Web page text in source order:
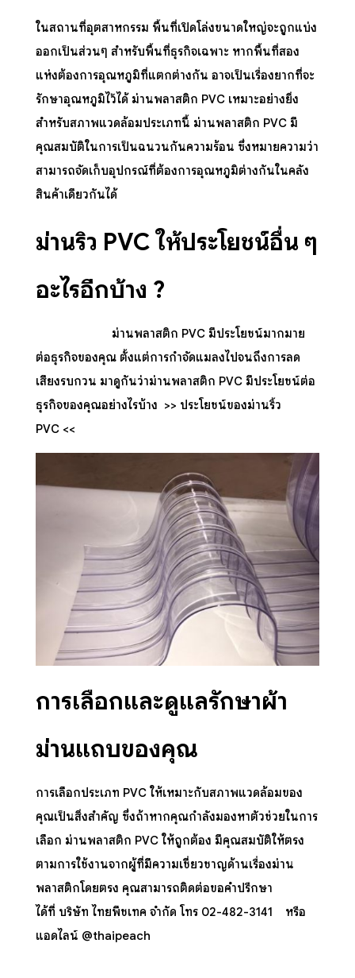
ในสถานที่อุตสาหกรรม พื้นที่เปิดโล่งขนาดใหญ่จะถูกแบ่ง
ออกเป็นส่วนๆ สำหรับพื้นที่ธุรกิจเฉพาะ หากพื้นที่สอง
แห่งต้องการอุณหภูมิที่แตกต่างกัน อาจเป็นเรื่องยากที่จะ
รักษาอุณหภูมิไว้ได้ ม่านพลาสติก PVCเหมาะอย่างยิ่ง
สำหรับสภาพแวดล้อมประเภทนี้ ม่านพลาสติก PVCมี
คุณสมบัติในการเป็นฉนวนกันความร้อน ซึ่งหมายความว่า
สามารถจัดเก็บอุปกรณ์ที่ต้องการอุณหภูมิต่างกันในคลัง
สินค้าเดียวกันได้
ม่านริ้ว PVC ให้ประโยชน์อื่น ๆ
อะไรอีกบ้าง ?
ม่านพลาสติก PVCมีประโยชน์มากมาย
ต่อธุรกิจของคุณ ตั้งแต่การกำจัดแมลงไปจนถึงการลด
เสียงรบกวน มาดูกันว่าม่านพลาสติก PVC มีประโยชน์ต่อ
ธุรกิจของคุณอย่างไรบ้าง >> ประโยชน์ของม่านริ้ว
PVC<<
การเลือกและดูแลรักษาผ้า
ม่านแถบของคุณ
การเลือกประเภท PVC ให้เหมาะกับสภาพแวดล้อมของ
คุณเป็นสิ่งสำคัญ ซึ่งถ้าหากคุณกำลังมองหาตัวช่วยในการ
เลือก ม่านพลาสติก PVC ให้ถูกต้อง มีคุณสมบัติให้ตรง
ตามการใช้งานจากผู้ที่มีความเชี่ยวชาญด้านเรื่องม่าน
พลาสติกโดยตรง คุณสามารถติดต่อขอคำปรึกษา
ได้ที่ บริษัท ไทยพีชเทค จำกัด โทร 02-482-3141 หรือ
แอดไลน์ @thaipeach